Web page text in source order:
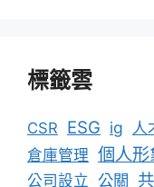
標籤雲
CSR ESG ig 人
倉庫管理 個人形
公司設立 公關